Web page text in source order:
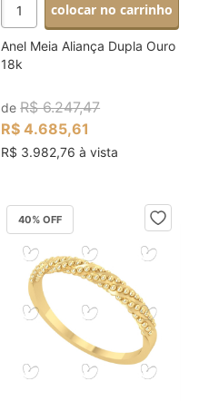
colocar no carrinho
Anel Meia Aliança Dupla Ouro
18k
deR$ 6.247,47
R$ 4.685,61
R$ 3.982,76 à vista
40% OFF